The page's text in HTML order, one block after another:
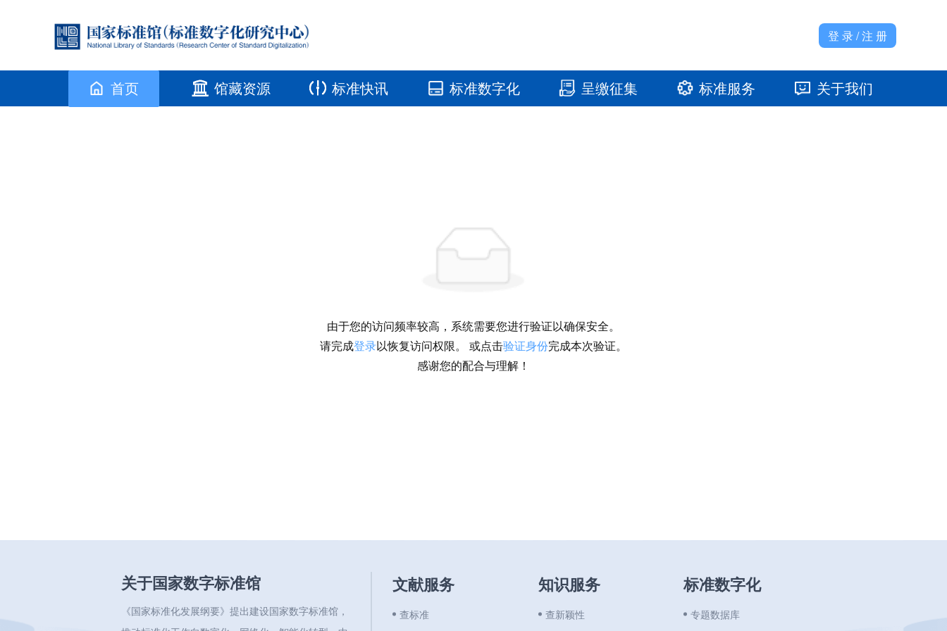
登 录 / 注 册
首页 馆藏资源 标准快讯 标准数字化 呈缴征集 标准服务 关于我们
由于您的访问频率较高，系统需要您进行验证以确保安全。
请完成登录以恢复访问权限。 或点击验证身份完成本次验证。
感谢您的配合与理解！
关于国家数字标准馆
《国家标准化发展纲要》提出建设国家数字标准馆，
文献服务
查标准
知识服务
查新颖性
标准数字化
专题数据库